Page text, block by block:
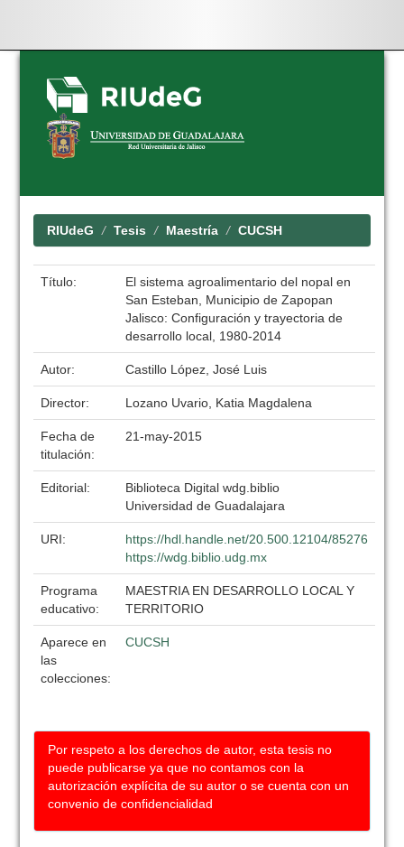
Skip
navigation
RIUdeG Tesis Maestría CUCSH
Título:
El sistema agroalimentario del nopal en
San Esteban, Municipio de Zapopan
Jalisco: Configuración y trayectoria de
desarrollo local, 1980-2014
Autor: Castillo López, José Luis
Director: Lozano Uvario, Katia Magdalena
Fecha de
titulación:
21-may-2015
Editorial:
Biblioteca Digital wdg.biblio
Universidad de Guadalajara
URI:
https://hdl.handle.net/20.500.12104/85276
https://wdg.biblio.udg.mx
Programa
educativo:
MAESTRIA EN DESARROLLO LOCAL Y
TERRITORIO
Aparece en
las
colecciones:
CUCSH
Por respeto a los derechos de autor, esta tesis no
puede publicarse ya que no contamos con la
autorización explícita de su autor o se cuenta con un
convenio de confidencialidad